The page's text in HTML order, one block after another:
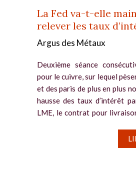
La Fed va-t-elle
relever les taux
Argus des Métaux
Deuxième séance
pour le cuivre, sur lequel
et des paris de plus en plus
hausse des taux d’intérêt
LME, le contrat pour